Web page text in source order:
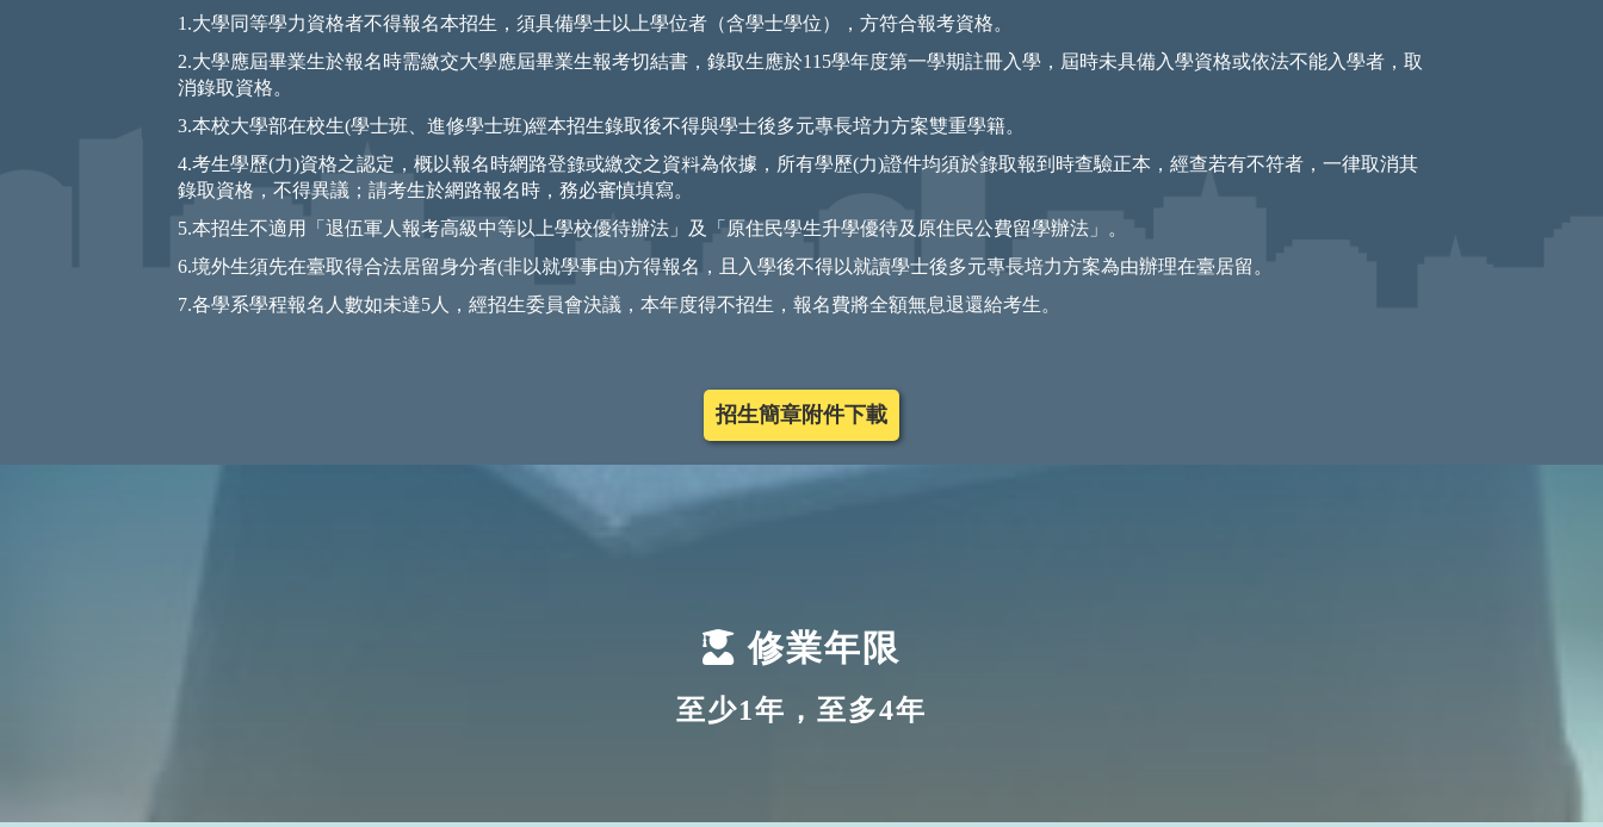
1.大學同等學力資格者不得報名本招生，須具備學士以上學位者（含學士學位），方符合報考資格。
2.大學應屆畢業生於報名時需繳交大學應屆畢業生報考切結書，錄取生應於115學年度第一學期註冊入學，屆時未具備入學資格或依法不能入學者，取
消錄取資格。
3.本校大學部在校生(學士班、進修學士班)經本招生錄取後不得與學士後多元專長培力方案雙重學籍。
4.考生學歷(力)資格之認定，概以報名時網路登錄或繳交之資料為依據，所有學歷(力)證件均須於錄取報到時查驗正本，經查若有不符者，一律取消其
錄取資格，不得異議；請考生於網路報名時，務必審慎填寫。
5.本招生不適用「退伍軍人報考高級中等以上學校優待辦法」及「原住民學生升學優待及原住民公費留學辦法」。
6.境外生須先在臺取得合法居留身分者(非以就學事由)方得報名，且入學後不得以就讀學士後多元專長培力方案為由辦理在臺居留。
7.各學系學程報名人數如未達5人，經招生委員會決議，本年度得不招生，報名費將全額無息退還給考生。
招生簡章附件下載
修業年限
至少1年，至多4年